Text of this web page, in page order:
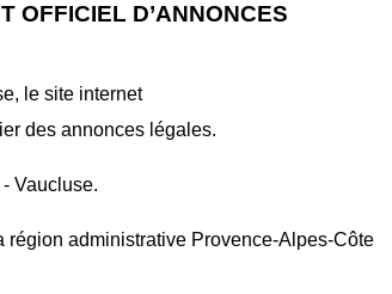
OFFICIEL D’ANNONCES
le site internet
des annonces légales.
Vaucluse.
région administrative Provence-Alpes-Côte